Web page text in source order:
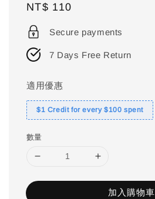
Regular
price
NT$ 110
Secure payments
7 Days Free Return
適用優惠
$1 Credit for every $100 spent
數量
加入購物車